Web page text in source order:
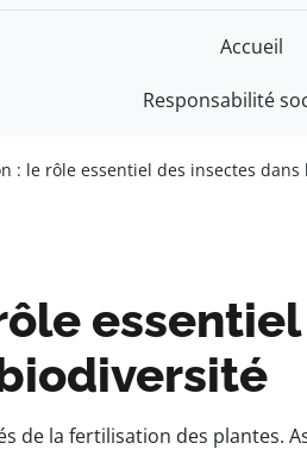
Accueil
Responsabilité
: le rôle essentiel des insectes
de la fertilisation des plantes.